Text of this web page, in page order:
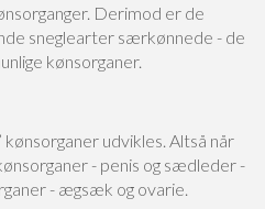
Derimod er de
sneglearter særkønnede - de
kønsorganer.
udvikles. Altså når
- penis og sædleder -
- ægsæk og ovarie.